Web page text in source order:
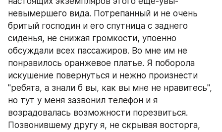
невымершего вида. Потрепанный и не очень
бритый господин и его спутница с заднего
сиденья, не снижая громкости, упоенно
обсуждали всех пассажиров. Во мне им не
понравилось оранжевое платье. Я поборола
искушение повернуться и нежно произнести
"ребята, а знали б вы, как вы мне не нравитесь",
но тут у меня зазвонил телефон и я
возрадовалась возможности порезвиться.
Позвонившему другу я, не скрывая восторга,